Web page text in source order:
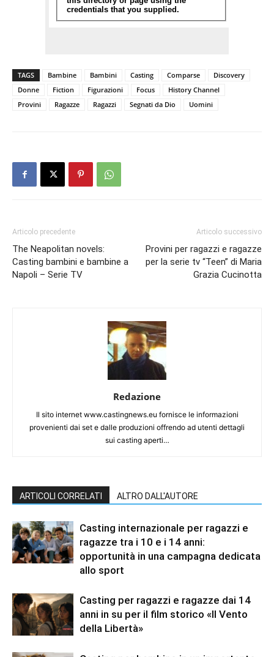
TAGS Bambine Bambini Casting Comparse
Discovery
Donne
Fiction Figurazioni Focus
History Channel
Provini
Ragazze Ragazzi Segnati da Dio Uomini
Articolo precedente
The Neapolitan novels:
Casting bambini e bambine a
Napoli – Serie TV
Articolo successivo
Provini per ragazzi e ragazze
per la serie tv “Teen” di Maria
Grazia Cucinotta
Redazione
Il sito internet www.castingnews.eu fornisce le informazioni
provenienti dai set e dalle produzioni offrendo ad utenti dettagli
sui casting aperti…
ARTICOLI CORRELATI ALTRO DALL'AUTORE
Casting internazionale per ragazzi e
ragazze tra i 10 e i 14 anni:
opportunità in una campagna dedicata
allo sport
Casting per ragazzi e ragazze dai 14
anni in su per il film storico «Il Vento
della Libertà»